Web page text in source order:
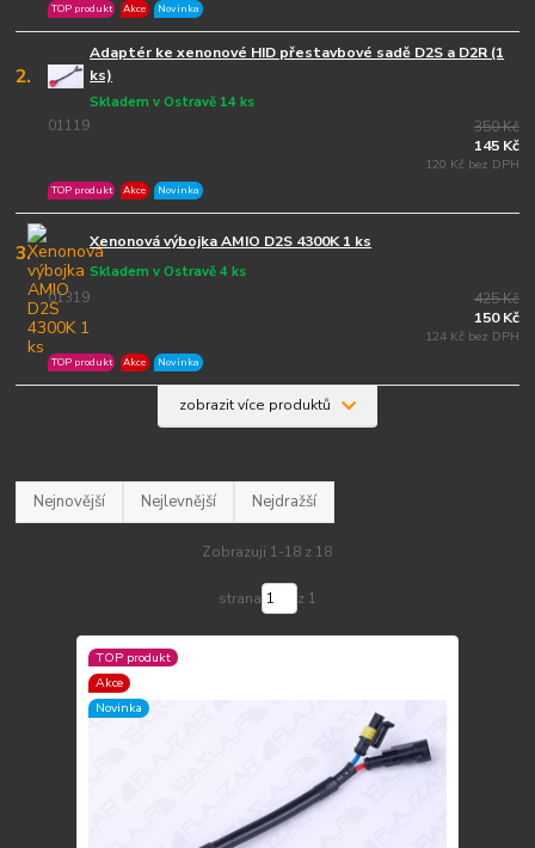
TOP produkt Akce Novinka
2.
Adaptér ke xenonové HID přestavbové sadě D2S a D2R (1
ks)
01119
Skladem v Ostravě 14 ks
TOP produkt Akce Novinka
350 Kč
145 Kč
120 Kč bez DPH
3. Xenonová výbojka AMIO D2S 4300K 1 ks
01319
Skladem v Ostravě 4 ks
TOP produkt Akce Novinka
425 Kč
150 Kč
124 Kč bez DPH
zobrazit více produktů
Nejnovější Nejlevnější Nejdražší
Zobrazuji 1-18 z 18
strana z 1
TOP produkt
Akce
Novinka